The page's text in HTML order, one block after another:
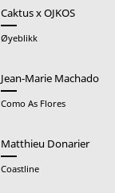
Caktus x OJKOS
Øyeblikk
Jean-Marie Machado
Como As Flores
Matthieu Donarier
Coastline